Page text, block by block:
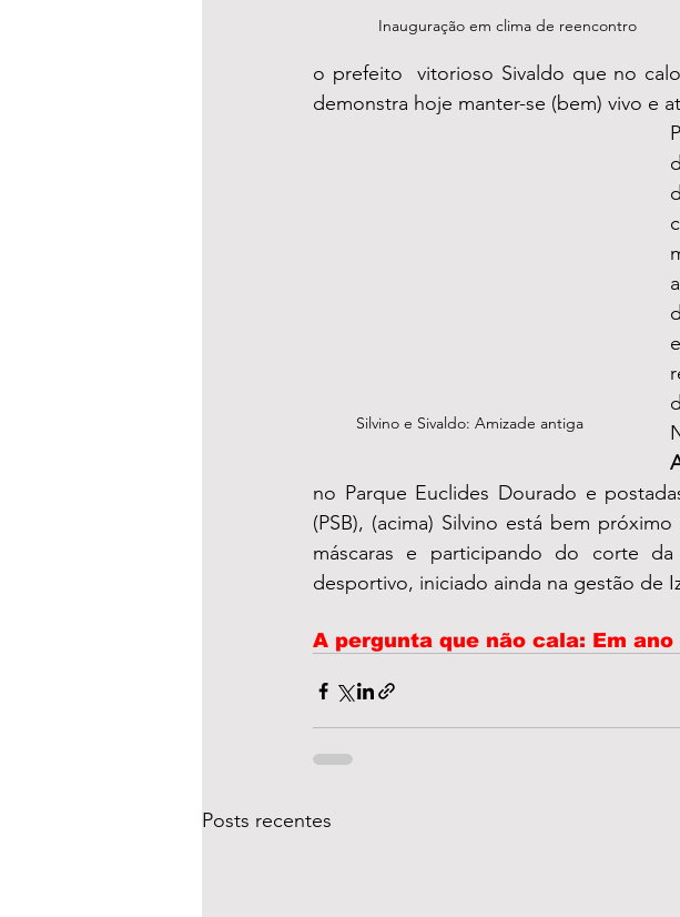
Inauguração em clima de reencontro
o prefeito  vitorioso Sivaldo que no
demonstra hoje manter-se (bem) vivo e
Silvino e Sivaldo: Amizade antiga
no Parque Euclides Dourado e
(PSB), (acima) Silvino está bem
máscaras e participando do corte
desportivo, iniciado ainda na gestão de
A pergunta que não cala: Em
Posts recentes